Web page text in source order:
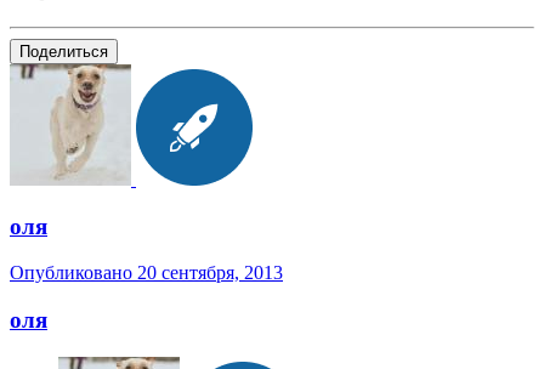
Поделиться
оля
Опубликовано 20 сентября, 2013
оля